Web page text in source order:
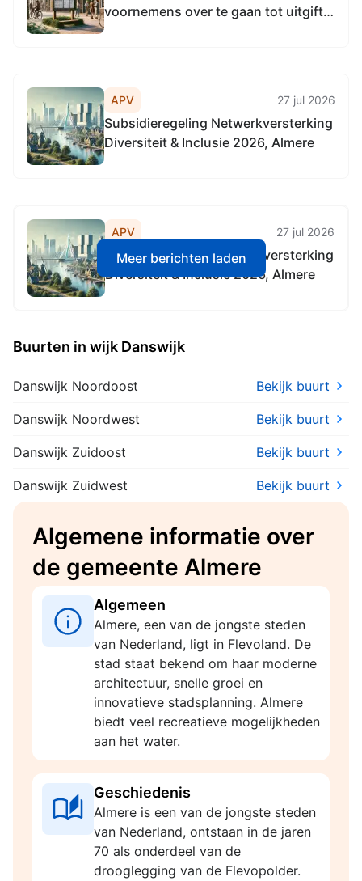
voornemens over te gaan tot uitgifte
APV 27 jul 2026
Subsidieregeling Netwerkversterking
Diversiteit & Inclusie 2026, Almere
APV 27 jul 2026
Subsidieregeling Netwerkversterking
Diversiteit & Inclusie 2026, Almere
Meer berichten laden
Buurten in wijk Danswijk
Danswijk Noordoost Bekijk buurt
Danswijk Noordwest Bekijk buurt
Danswijk Zuidoost Bekijk buurt
Danswijk Zuidwest Bekijk buurt
Algemene informatie over
de gemeente Almere
Algemeen
Almere, een van de jongste steden
van Nederland, ligt in Flevoland. De
stad staat bekend om haar moderne
architectuur, snelle groei en
innovatieve stadsplanning. Almere
biedt veel recreatieve mogelijkheden
aan het water.
Geschiedenis
Almere is een van de jongste steden
van Nederland, ontstaan in de jaren
70 als onderdeel van de
drooglegging van de Flevopolder.